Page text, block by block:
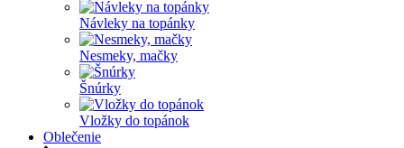
Návleky na topánky
Nesmeky, mačky
Šnúrky
Vložky do topánok
Oblečenie